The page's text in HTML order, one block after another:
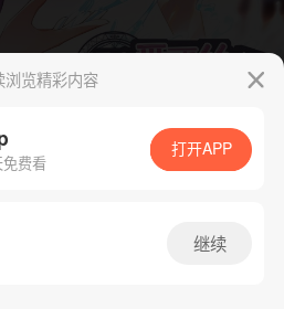
App免费看
腾漫App免费看
浏览精彩内容
费看
打开APP
继续